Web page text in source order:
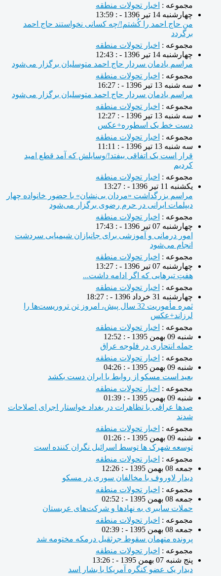
مجموعه :اخبار تحولات منطقه
چهارشنبه 14 تیر 1396 - : 13:59
من حاج احمد را کُشتم!/چه کسانی نخواستند حاج احمد
برگردد
مجموعه :اخبار تحولات منطقه
چهارشنبه 14 تیر 1396 - : 12:43
مراسم یادمان سردار حاج احمد متوسلیان برگزار می‌شود
مجموعه :اخبار تحولات منطقه
سه شنبه 13 تیر 1396 - : 16:27
مراسم یادمان سردار حاج احمد متوسلیان برگزار می‌شود
مجموعه :اخبار تحولات منطقه
سه شنبه 13 تیر 1396 - : 12:27
دست خط یک اسطوره+عکس
مجموعه :اخبار تحولات منطقه
سه شنبه 13 تیر 1396 - : 11:11
قرار است یک اتفاقی بیفتد!/وسایلش که آمد قطع امید
کردیم
مجموعه :اخبار تحولات منطقه
یکشنبه 11 تیر 1396 - : 13:27
مراسم بزرگداشت «مردان بی‌نشان» با حضور خانواده چهار
دیپلمات ایرانی در حرم رضوی برگزار می‌شود
مجموعه :اخبار تحولات منطقه
چهارشنبه 07 تیر 1396 - : 17:43
امور درمانی و آموزشی برای جانبازان شیمیایی سردشت
انجام می‌شود
مجموعه :اخبار تحولات منطقه
چهارشنبه 07 تیر 1396 - : 13:27
هفتِ تیرهایی که اگر ادامه داشت...
مجموعه :اخبار تحولات منطقه
چهارشنبه 31 خرداد 1396 - : 18:27
ثمره مأموریت 32 سال پیش، امروز تن تروریست‌ها را
لرزاند+عکس
مجموعه :اخبار تحولات منطقه
شنبه 09 بهمن 1395 - : 12:52
حمله انتحاری در فلوجه عراق
مجموعه :اخبار تحولات منطقه
شنبه 09 بهمن 1395 - : 04:26
بعید است مسکو از روابط با ایران دست بکشد
مجموعه :اخبار تحولات منطقه
شنبه 09 بهمن 1395 - : 01:39
صدها عراقی با تظاهرات در بغداد خواستار اجرای اصلاحات
شدند
مجموعه :اخبار تحولات منطقه
شنبه 09 بهمن 1395 - : 01:26
توسعه شهرک ها توسط اسرائیل نگران کننده است
مجموعه :اخبار تحولات منطقه
جمعه 08 بهمن 1395 - : 12:26
دیدار لاوروف با مخالفان سوری در مسکو
مجموعه :اخبار تحولات منطقه
جمعه 08 بهمن 1395 - : 02:52
حملات سایبری به نهادها و شرکت‌های عربستان
مجموعه :اخبار تحولات منطقه
جمعه 08 بهمن 1395 - : 02:39
پرونده متهمان سقوط جرثقیل درمکه مختومه شد
مجموعه :اخبار تحولات منطقه
پنج شنبه 07 بهمن 1395 - : 13:26
دیدار یک عضو کنگره آمریکا با بشار اسد